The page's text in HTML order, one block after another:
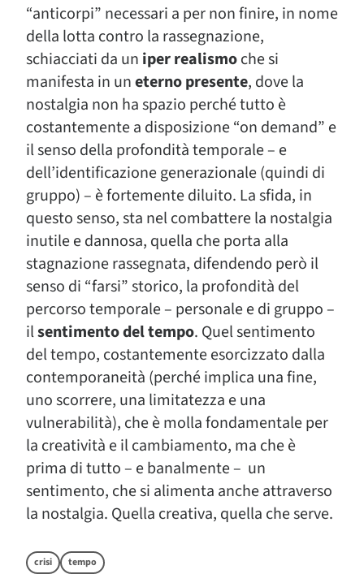
“anticorpi” necessari a per non finire, in nome
della lotta contro la rassegnazione,
schiacciati da un iper realismoche si
manifesta in uneterno presente, dove la
nostalgia non ha spazio perché tutto è
costantemente a disposizione “on demand” e
il senso della profondità temporale – e
dell’identificazione generazionale (quindi di
gruppo) – è fortemente diluito. La sfida, in
questo senso, sta nel combattere la nostalgia
inutile e dannosa, quella che porta alla
stagnazione rassegnata, difendendo però il
senso di “farsi” storico, la profondità del
percorso temporale – personale e di gruppo –
ilsentimento del tempo. Quel sentimento
del tempo, costantemente esorcizzato dalla
contemporaneità (perché implica una fine,
uno scorrere, una limitatezza e una
vulnerabilità), che è molla fondamentale per
la creatività e il cambiamento, ma che è
prima di tutto – e banalmente – un
sentimento, che si alimenta anche attraverso
la nostalgia. Quella creativa, quella che serve.
crisi tempo